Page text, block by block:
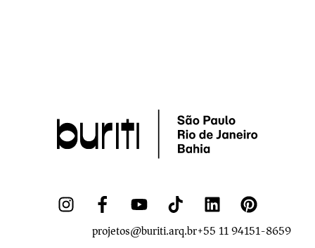
+55 11 94151-8659
projetos@buriti.arq.br